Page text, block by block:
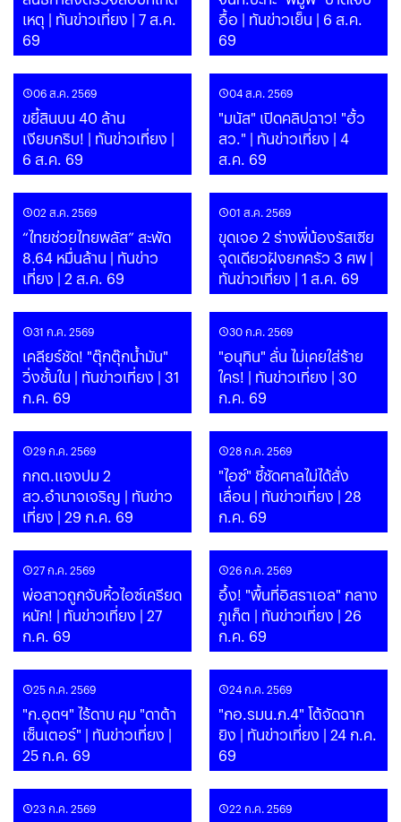
เหตุ | ทันข่าวเที่ยง | 7 ส.ค.
69
อื้อ | ทันข่าวเย็น | 6 ส.ค.
69
06 ส.ค. 2569
ขยี้สินบน 40 ล้าน
เงียบกริบ! | ทันข่าวเที่ยง |
6 ส.ค. 69
04 ส.ค. 2569
"มนัส" เปิดคลิปฉาว! "ฮั้ว
สว." | ทันข่าวเที่ยง | 4
ส.ค. 69
02 ส.ค. 2569
“ไทยช่วยไทยพลัส” สะพัด
8.64 หมื่นล้าน | ทันข่าว
เที่ยง | 2 ส.ค. 69
01 ส.ค. 2569
ขุดเจอ 2 ร่างพี่น้องรัสเซีย
จุดเดียวฝังยกครัว 3 ศพ |
ทันข่าวเที่ยง | 1 ส.ค. 69
31 ก.ค. 2569
เคลียร์ชัด! "ตุ๊กตุ๊กน้ำมัน"
วิ่งชั้นใน | ทันข่าวเที่ยง | 31
ก.ค. 69
30 ก.ค. 2569
"อนุทิน" ลั่น ไม่เคยใส่ร้าย
ใคร! | ทันข่าวเที่ยง | 30
ก.ค. 69
29 ก.ค. 2569
กกต.แจงปม 2
สว.อำนาจเจริญ | ทันข่าว
เที่ยง | 29 ก.ค. 69
28 ก.ค. 2569
"ไอซ์" ชี้ชัดศาลไม่ได้สั่ง
เลื่อน | ทันข่าวเที่ยง | 28
ก.ค. 69
27 ก.ค. 2569
พ่อสาวถูกจับหิ้วไอซ์เครียด
หนัก! | ทันข่าวเที่ยง | 27
ก.ค. 69
26 ก.ค. 2569
อึ้ง! "พื้นที่อิสราเอล" กลาง
ภูเก็ต | ทันข่าวเที่ยง | 26
ก.ค. 69
25 ก.ค. 2569
"ก.อุตฯ" ไร้ดาบ คุม "ดาต้า
เซ็นเตอร์" | ทันข่าวเที่ยง |
25 ก.ค. 69
24 ก.ค. 2569
"กอ.รมน.ภ.4" โต้จัดฉาก
ยิง | ทันข่าวเที่ยง | 24 ก.ค.
69
23 ก.ค. 2569 22 ก.ค. 2569